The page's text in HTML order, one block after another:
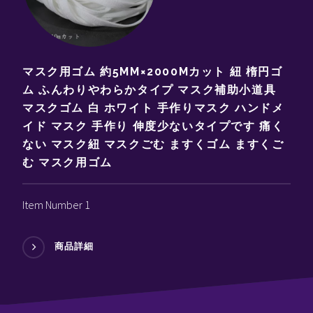
マスク用ゴム 約5MM×2000Mカット 紐 楕円ゴ
ム ふんわりやわらかタイプ マスク補助小道具
マスクゴム 白 ホワイト 手作りマスク ハンドメ
イド マスク 手作り 伸度少ないタイプです 痛く
ない マスク紐 マスクごむ ますくゴム ますくご
む マスク用ゴム
Item Number 1
商品詳細